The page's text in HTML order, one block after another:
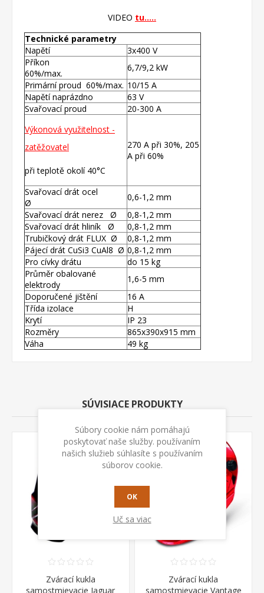
VIDEO tu.....
Technické parametry
Napětí
3x400 V
Příkon
60%/max.
6,7/9,2 kW
Primární proud 60%/max. 10/15 A
Napětí naprázdno
63 V
Svařovací proud
20-300 A
Výkonová využitelnost -
zatěžovatel
při teplotě okolí 40°C
270 A při 30%, 205
A při 60%
Svařovací drát ocel
Ø
0,6-1,2 mm
Svařovací drát nerez Ø
0,8-1,2 mm
Svařovací drát hliník Ø
0,8-1,2 mm
Trubičkový drát FLUX Ø
0,8-1,2 mm
Pájecí drát CuSi3 CuAl8 Ø 0,8-1,2 mm
Pro cívky drátu
do 15 kg
Průměr obalované
elektrody
1,6-5 mm
Doporučené jištění
16 A
Třída izolace
H
Krytí
IP 23
Rozměry
865x390x915 mm
Váha
49 kg
SÚVISIACE PRODUKTY
Zvárací kukla
samostmievacie Jaguar
Zvárací kukla
samostmievacie Vantage
Súbory cookie nám pomáhajú
poskytovať naše služby. používaním
našich služieb súhlasíte s používaním
súborov cookie.
OK
Uč sa viac